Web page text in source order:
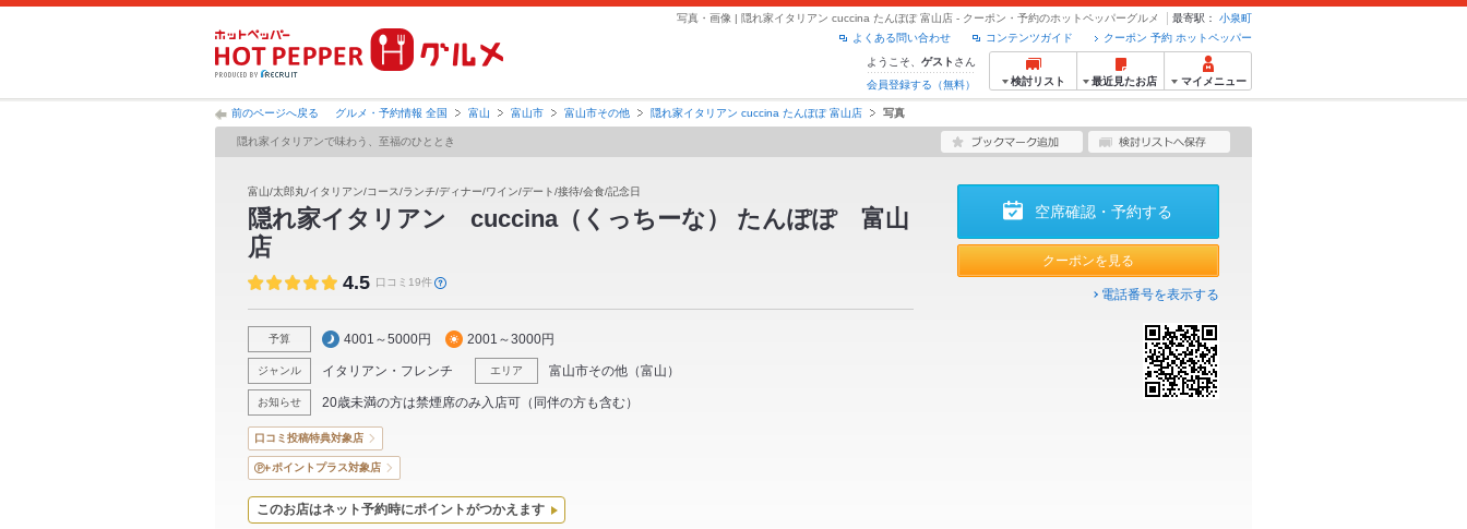
写真・画像 | 隠れ家イタリアン cuccina たんぽぽ 富山店 - クーポン・予約のホットペッパーグルメ 最寄駅：
小泉町
クーポン 予約 ホットペッパー
コンテンツガイド
よくある問い合わせ
ようこそ、 ゲスト さん
会員登録する（無料）
検討リスト 最近見たお店 マイメニュー
前のページへ戻る グルメ・予約情報 全国 富山 富山市 富山市その他 隠れ家イタリアン cuccina たんぽぽ 富山店 写真
隠れ家イタリアンで味わう、至福のひととき
富山/太郎丸/イタリアン/コース/ランチ/ディナー/ワイン/デート/接待/会食/記念日
隠れ家イタリアン cuccina（くっちーな） たんぽぽ 富山
店
4.5 口コミ19件
予算 4001～5000円 2001～3000円
ジャンル イタリアン・フレンチ エリア 富山市その他 （富山 ）
お知らせ 20歳未満の方は禁煙席のみ入店可（同伴の方も含む）
空席確認・予約する
クーポンを見る
電話番号を表示する
口コミ投稿特典対象店
ポイントプラス対象店
このお店はネット予約時にポイントがつかえます